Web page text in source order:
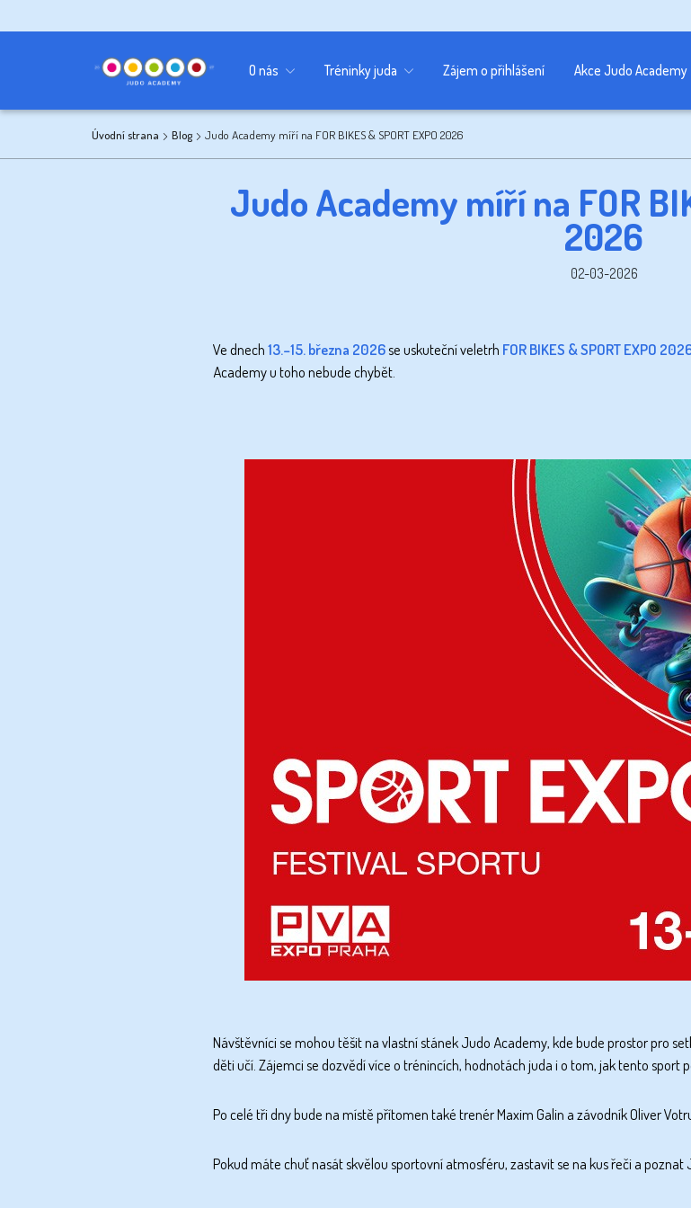
O nás Tréninky juda Zájem o přihlášení Akce Judo Academy
Kancelář
Sponzoři
Učebna
Úvodní strana Blog Judo Academy míří na FOR BIKES & SPORT EXPO 2026
Judo Academy míří na FOR
2026
02-03-2026
Ve dnech13.–15. března 2026se uskuteční veletrh FOR BIKES & SPORT EXPO
Academyu toho nebude chybět.
Návštěvníci se mohou těšit navlastní stánek Judo Academy, kde bude prostor pro
děti učí. Zájemci se dozvědí více o trénincích, hodnotách juda i o tom, jak tento sport
Pocelé tři dnybude na místě přítomen takétrenér Maxim Galinazávodník Oliver
Pokud máte chuť nasát skvělou sportovní atmosféru, zastavit se na kus řeči a